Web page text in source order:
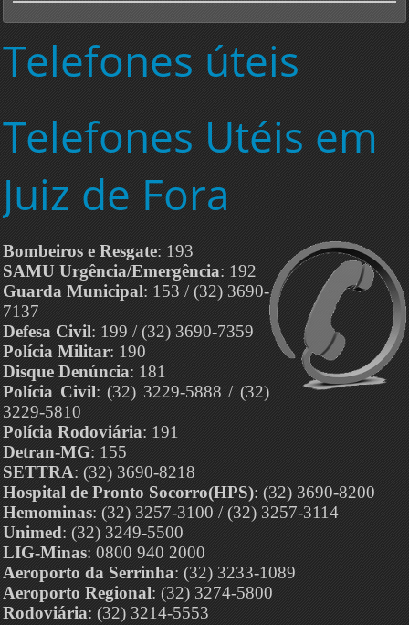
Telefones úteis
Telefones Utéis em
Juiz de Fora
Bombeiros e Resgate: 193
SAMU Urgência/Emergência: 192
Guarda Municipal: 153 / (32) 3690-
7137
Defesa Civil: 199 / (32) 3690-7359
Polícia Militar: 190
Disque Denúncia: 181
Polícia Civil: (32) 3229-5888 / (32)
3229-5810
Polícia Rodoviária: 191
Detran-MG: 155
SETTRA: (32) 3690-8218
Hospital de Pronto Socorro(HPS): (32) 3690-8200
Hemominas: (32) 3257-3100 / (32) 3257-3114
Unimed: (32) 3249-5500
LIG-Minas: 0800 940 2000
Aeroporto da Serrinha: (32) 3233-1089
Aeroporto Regional: (32) 3274-5800
Rodoviária: (32) 3214-5553